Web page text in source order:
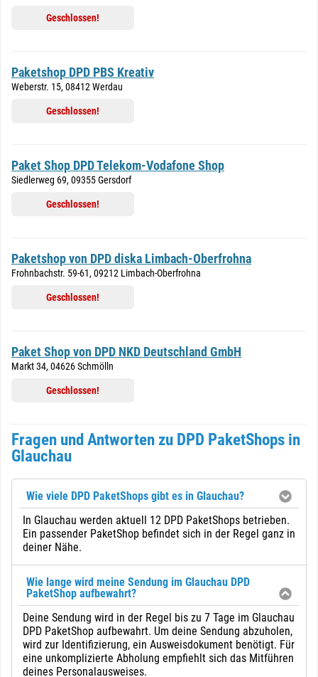
Geschlossen!
Paketshop DPD PBS Kreativ
Weberstr. 15, 08412 Werdau
Geschlossen!
Paket Shop DPD Telekom-Vodafone Shop
Siedlerweg 69, 09355 Gersdorf
Geschlossen!
Paketshop von DPD diska Limbach-Oberfrohna
Frohnbachstr. 59-61, 09212 Limbach-Oberfrohna
Geschlossen!
Paket Shop von DPD NKD Deutschland GmbH
Markt 34, 04626 Schmölln
Geschlossen!
Fragen und Antworten zu DPD PaketShops in
Glauchau
Wie viele DPD PaketShops gibt es in Glauchau?
In Glauchau werden aktuell 12 DPD PaketShops betrieben.
Ein passender PaketShop befindet sich in der Regel ganz in
deiner Nähe.
Wie lange wird meine Sendung im Glauchau DPD
PaketShop aufbewahrt?
Deine Sendung wird in der Regel bis zu 7 Tage im Glauchau
DPD PaketShop aufbewahrt. Um deine Sendung abzuholen,
wird zur Identifizierung, ein Ausweisdokument benötigt. Für
eine unkomplizierte Abholung empfiehlt sich das Mitführen
deines Personalausweises.